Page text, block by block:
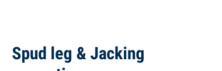
Spud leg & Jacking